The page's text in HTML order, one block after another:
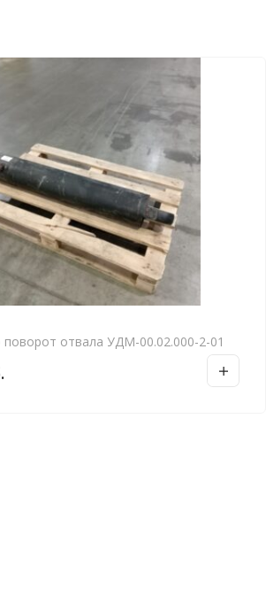
поворот отвала УДМ-00.02.000-2-01